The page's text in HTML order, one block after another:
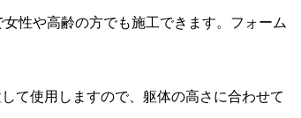
性や高齢の方でも施工できます。フォーム
て使用しますので、躯体の高さに合わせて